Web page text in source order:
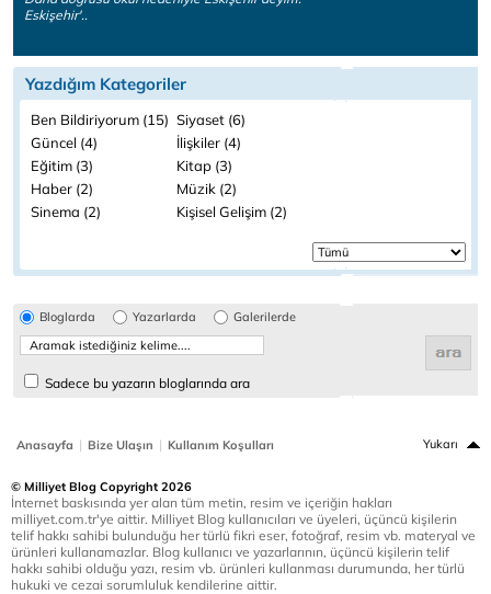
Eskişehir'..
Yazdığım Kategoriler
Ben Bildiriyorum (15) Siyaset (6)
Güncel (4)
İlişkiler (4)
Eğitim (3)
Kitap (3)
Haber (2)
Müzik (2)
Sinema (2)
Kişisel Gelişim (2)
Bloglarda Yazarlarda Galerilerde
Sadece bu yazarın bloglarında ara
Anasayfa | Bize Ulaşın | Kullanım Koşulları Yukarı
© Milliyet Blog Copyright 2026
İnternet baskısında yer alan tüm metin, resim ve içeriğin hakları
milliyet.com.tr'ye aittir. Milliyet Blog kullanıcıları ve üyeleri, üçüncü kişilerin
telif hakkı sahibi bulunduğu her türlü fikri eser, fotoğraf, resim vb. materyal ve
ürünleri kullanamazlar. Blog kullanıcı ve yazarlarının, üçüncü kişilerin telif
hakkı sahibi olduğu yazı, resim vb. ürünleri kullanması durumunda, her türlü
hukuki ve cezai sorumluluk kendilerine aittir.